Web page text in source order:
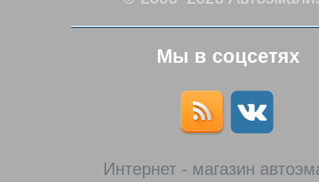
Мы в соцсетях
Интернет - магазин